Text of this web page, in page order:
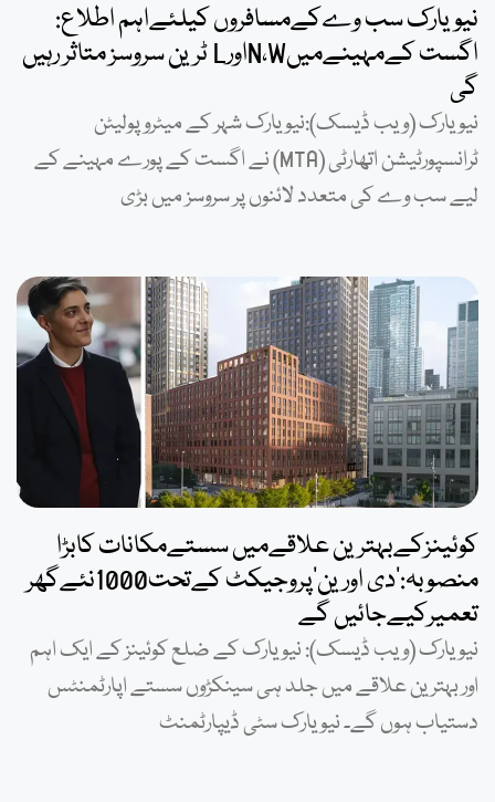
نیویارک سب وےکےمسافروں کیلئےاہم اطلاع:
اگست کےمہینےمیںN،WاورL ٹرین سروسز متاثر رہیں
گی
نیویارک (ویب ڈیسک):نیویارک شہر کے میٹروپولیٹن
ٹرانسپورٹیشن اتھارٹی (MTA) نے اگست کے پورے مہینے کے
لیے سب وے کی متعدد لائنوں پر سروسز میں بڑی
کوئینزکےبہترین علاقےمیں سستےمکانات کابڑا
منصوبہ:’دی اورین’پروجیکٹ کےتحت1000نئےگھر
تعمیرکیےجائیں گے
نیویارک (ویب ڈیسک): نیویارک کے ضلع کوئینز کے ایک اہم
اور بہترین علاقے میں جلد ہی سینکڑوں سستے اپارٹمنٹس
دستیاب ہوں گے۔ نیویارک سٹی ڈیپارٹمنٹ